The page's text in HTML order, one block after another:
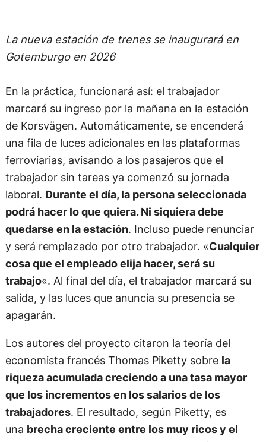
La nueva estación de trenes se inaugurará en
Gotemburgo en 2026
En la práctica, funcionará así: el trabajador
marcará su ingreso por la mañana en la estación
de Korsvägen. Automáticamente, se encenderá
una fila de luces adicionales en las plataformas
ferroviarias, avisando a los pasajeros que el
trabajador sin tareas ya comenzó su jornada
laboral. Durante el día, la persona seleccionada
podrá hacer lo que quiera. Ni siquiera debe
quedarse en la estación. Incluso puede renunciar
y será remplazado por otro trabajador. «Cualquier
cosa que el empleado elija hacer, será su
trabajo«. Al final del día, el trabajador marcará su
salida, y las luces que anuncia su presencia se
apagarán.
Los autores del proyecto citaron la teoría del
economista francés Thomas Piketty sobre la
riqueza acumulada creciendo a una tasa mayor
que los incrementos en los salarios de los
trabajadores. El resultado, según Piketty, es
una brecha creciente entre los muy ricos y el